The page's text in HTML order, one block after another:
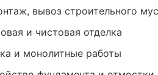
вывоз строительного
и чистовая отделка
и монолитные работы